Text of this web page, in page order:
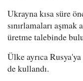
Ukrayna kısa süre
sınırlamaları
üretme talebinde
Ülke ayrıca
de kullandı.